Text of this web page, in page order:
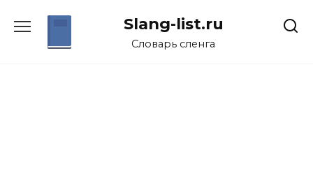
Slang-list.ru
Словарь сленга